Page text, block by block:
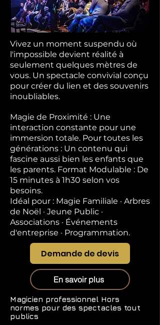
Vivez un moment suspendu où
l'impossible devient réalité à
seulement quelques mètres de
vous. Un spectacle convivial conçu
pour créer du lien et des souvenirs
inoubliables.
Magie de Proximité : Une
interaction constante pour une
immersion totale. Pour toutes les
générations : Un contenu qui
fascine aussi bien les enfants que
les parents. Format Modulable : De
15 minutes à 1h30 selon vos
besoins.
Idéal pour : Magie Familiale · Arbres
de Noël · Jeune Public ·
Associations · Événements
d'entreprise · Programmation.
Demande de devis
En savoir plus
Magicien professionnel Hors
normes pour des spectacles tout
publics